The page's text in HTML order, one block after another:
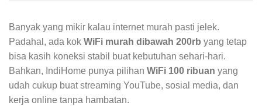
Banyak yang mikir kalau internet murah pasti jelek.
Padahal, ada kok WiFi murah dibawah 200rb yang tetap
bisa kasih koneksi stabil buat kebutuhan sehari-hari.
Bahkan, IndiHome punya pilihan WiFi 100 ribuan yang
udah cukup buat streaming YouTube, sosial media, dan
kerja online tanpa hambatan.